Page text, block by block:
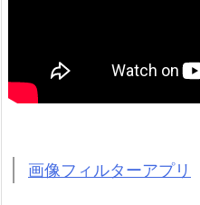
画像フィルターアプリ